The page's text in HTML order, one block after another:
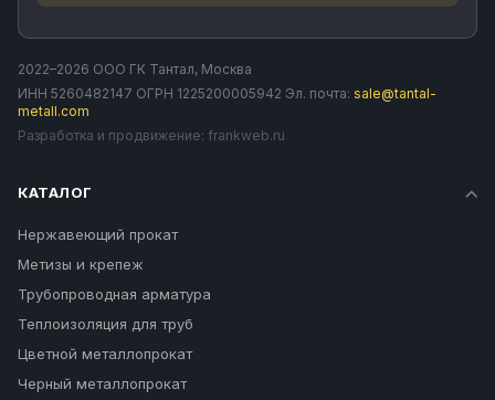
2022–2026 ООО ГК Тантал, Москва
ИНН 5260482147 ОГРН 1225200005942 Эл. почта: sale@tantal-
metall.com
Разработка и продвижение: frankweb.ru
КАТАЛОГ
Нержавеющий прокат
Метизы и крепеж
Трубопроводная арматура
Теплоизоляция для труб
Цветной металлопрокат
Черный металлопрокат